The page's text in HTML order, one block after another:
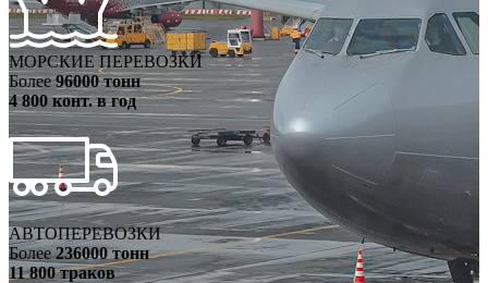
МОРСКИЕ ПЕРЕВОЗКИ
Более96000 тонн
4 800 конт. в год
АВТОПЕРЕВОЗКИ
Более236000 тонн
11 800 траков